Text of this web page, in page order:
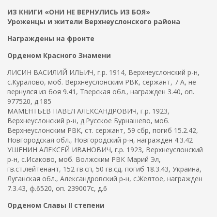
д
п
р
а
e
m
a
l
)
ИЗ КНИГИ «ОНИ НЕ ВЕРНУЛИСЬ ИЗ БОЯ»
Уроженцы и жители Верхнеуслонского района
Награждены на фронте
Орденом Красного Знамени
ЛИСИН ВАСИЛИЙ ИЛЬИЧ, г.р. 1914, Верхнеуслонский р-н,
с.Куралово, моб. Верхнеуслонским РВК, сержант, 7 А, не
вернулся из боя 9.41, Тверская обл., награжден 3.40, оп.
977520, д.185
МАМЕНТЬЕВ ПАВЕЛ АЛЕКСАНДРОВИЧ, г.р. 1923,
Верхнеуслонский р-н, д.Русское Бурнашево, моб.
Верхнеуслонским РВК, ст. сержант, 59 сбр, погиб 15.2.42,
Новгородская обл., Новгородский р-н, награжден 4.3.42
УШЕНИН АЛЕКСЕЙ ИВАНОВИЧ, г.р. 1923, Верхнеуслонский
р-н, с.Исаково, моб. Волжским РВК Марий Эл,
гв.ст.лейтенант, 152 гв.сп, 50 гв.сд, погиб 18.3.43, Украина,
Луганская обл., Александровский р-н, с.Желтое, награжден
7.3.43, ф.6520, оп. 239007с, д.6
Орденом Славы II степени